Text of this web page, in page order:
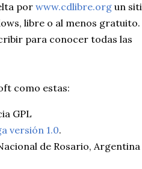
porwww.cdlibre.org un
libre o al menos gratuito.
para conocer todas las
como estas:
GPL
versión 1.0.
de Rosario, Argentina